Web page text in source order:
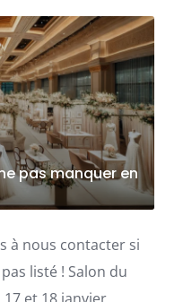
pas manquer en
à nous contacter si
listé ! Salon du